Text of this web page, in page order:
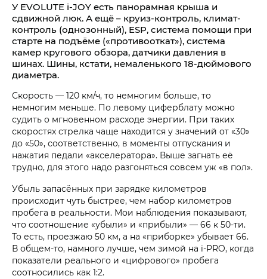
У EVOLUTE i‑JOY есть панорамная крыша и
сдвижной люк. А ещё – круиз-контроль, климат-
контроль (однозонный), ESP, система помощи при
старте на подъёме («противооткат»), система
камер кругового обзора, датчики давления в
шинах. Шины, кстати, немаленького 18-дюймового
диаметра.
Скорость — 120 км/ч, то немногим больше, то
немногим меньше. По левому циферблату можно
судить о мгновенном расходе энергии. При таких
скоростях стрелка чаще находится у значений от «30»
до «50», соответственно, в моменты отпускания и
нажатия педали «акселератора». Выше загнать её
трудно, для этого надо разгоняться совсем уж «в пол».
Убыль запасённых при зарядке километров
происходит чуть быстрее, чем набор километров
пробега в реальности. Мои наблюдения показывают,
что соотношение «убыли» и «прибыли» — 66 к 50-ти.
То есть, проезжаю 50 км, а на «приборке» убывает 66.
В общем-то, намного лучше, чем зимой на i‑PRO, когда
показатели реального и «цифрового» пробега
соотносились как 1:2.